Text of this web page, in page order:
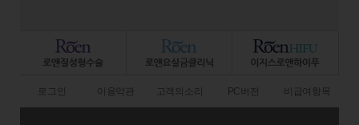
로그인 이용약관 고객의소리 PC버전 비급여항목